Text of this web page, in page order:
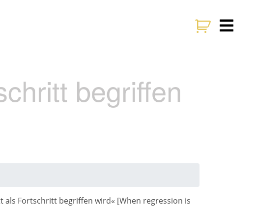
begriffen
als Fortschritt begriffen wird« [When regression is